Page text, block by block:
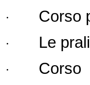
· Corso
· Le
· Corso